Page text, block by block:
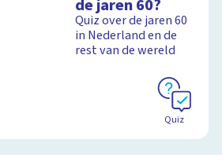
de jaren 60?
Quiz over de jaren 60
in Nederland en de
rest van de wereld
Quiz